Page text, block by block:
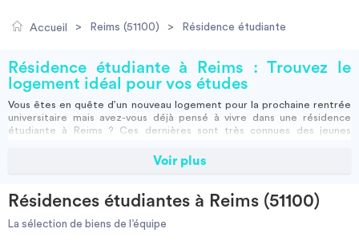
Je cherche un logement
Villes
Accueil > Reims (51100) > Résidence étudiante
Résidence étudiante à Reims : Trouvez le
logement idéal pour vos études
Vous êtes en quête d’un nouveau logement pour la prochaine rentrée
universitaire mais avez-vous déjà pensé à vivre dans une résidence
étudiante à Reims ? Ces dernières sont très connues des jeunes
en avance pour être sûrs d’avoir une chambre disponible à la rentrée.
Comme eux, faîtes vos démarches en amont pour réserver votre
d’ImmoJeune.
Lesrésidences étudiantes de Reimsvous offrent des conditions de vie
très agréables. Toutes les chambres y sont meublées et équipées, une
excellente connexion internet est comprise dans les charges du loyer
Voir plus
Résidences étudiantes à Reims (51100)
La sélection de biens de l’équipe